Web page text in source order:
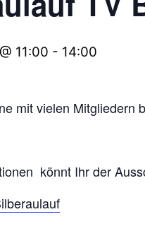
11:00 - 14:00
mit vielen Mitgliedern
könnt Ihr der